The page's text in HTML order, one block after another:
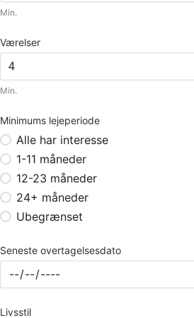
Min.
Værelser
Min.
Minimums lejeperiode
Alle har interesse
1-11 måneder
12-23 måneder
24+ måneder
Ubegrænset
Seneste overtagelsesdato
Livsstil